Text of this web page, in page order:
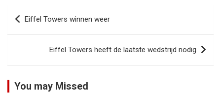
Bericht
navigatie
Eiffel Towers winnen weer
Eiffel Towers heeft de laatste wedstrijd nodig
You may Missed